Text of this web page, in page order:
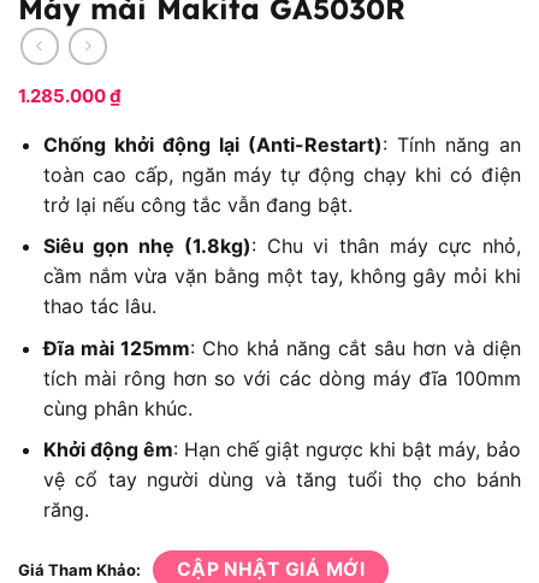
Máy mài Makita GA5030R
1.285.000₫
Chống khởi động lại (Anti-Restart): Tính năng an
toàn cao cấp, ngăn máy tự động chạy khi có điện
trở lại nếu công tắc vẫn đang bật.
Siêu gọn nhẹ (1.8kg): Chu vi thân máy cực nhỏ,
cầm nắm vừa vặn bằng một tay, không gây mỏi khi
thao tác lâu.
Đĩa mài 125mm: Cho khả năng cắt sâu hơn và diện
tích mài rông hơn so với các dòng máy đĩa 100mm
cùng phân khúc.
Khởi động êm: Hạn chế giật ngược khi bật máy, bảo
vệ cổ tay người dùng và tăng tuổi thọ cho bánh
răng.
Giá Tham Khảo: CẬP NHẬT GIÁ MỚI